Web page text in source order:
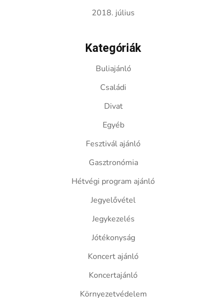
2018. július
Kategóriák
Buliajánló
Családi
Divat
Egyéb
Fesztivál ajánló
Gasztronómia
Hétvégi program ajánló
Jegyelővétel
Jegykezelés
Jótékonyság
Koncert ajánló
Koncertajánló
Környezetvédelem